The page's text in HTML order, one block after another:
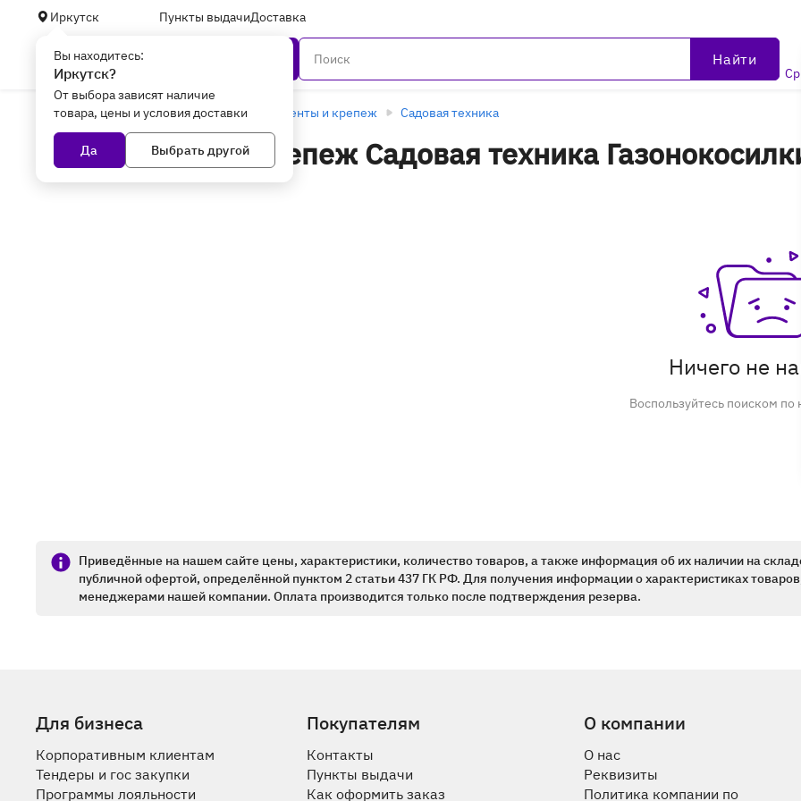
Иркутск Пункты выдачиДоставка
Вы находитесь:
Иркутск?
От выбора зависят наличие
товара, цены и условия доставки
Да Выбрать другой
Найти
Главная Уцененные товары Инструменты и крепеж Садовая техника
Инструменты и крепеж Садовая техника
товары
Ничего не
Воспользуйтесь поиском по
Приведённые на нашем сайте цены, характеристики, количество товаров, а также информация об их наличии на
публичной офертой, определённой пунктом 2 статьи 437 ГК РФ. Для получения информации о характеристиках
менеджерами нашей компании. Оплата производится только после подтверждения резерва.
Для бизнеса
Корпоративным клиентам
Тендеры и гос закупки
Программы лояльности
Покупателям
Контакты
Пункты выдачи
Как оформить заказ
О компании
О нас
Реквизиты
Политика компании по